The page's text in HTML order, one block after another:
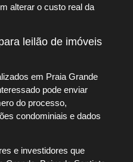
alterar o custo real da
leilão de imóveis
em Praia Grande
pode enviar
do processo,
condominiais e dados
e investidores que